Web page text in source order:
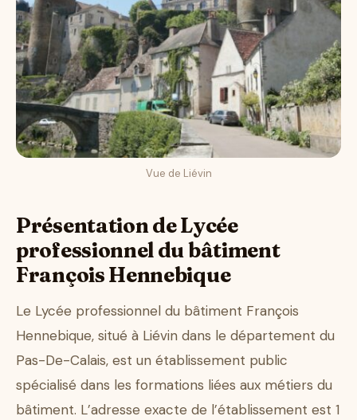
Vue de Liévin
Présentation de Lycée
professionnel du bâtiment
François Hennebique
Le Lycée professionnel du bâtiment François
Hennebique, situé à Liévin dans le département du
Pas-De-Calais, est un établissement public
spécialisé dans les formations liées aux métiers du
bâtiment. L’adresse exacte de l’établissement est 1